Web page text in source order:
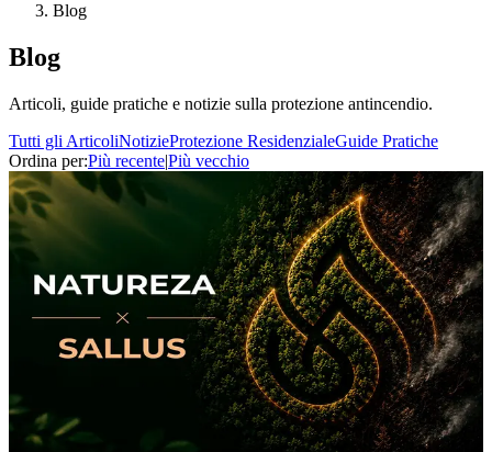
Blog
Blog
Articoli, guide pratiche e notizie sulla protezione antincendio.
Tutti gli ArticoliNotizieProtezione ResidenzialeGuide Pratiche
Ordina per:Più recente|Più vecchio
Notizie
3 min di lettura
La Conservazione della Natura e Sallus
Fire Retardant: La Scelta di Proteggere
senza Inquinare
In questa Giornata Mondiale della Conservazione della Natura,
Hephaesnus rafforza il suo impegno: proteggere persone, beni e
foreste con Sallus Fire Retardant, una soluzione pulita,
biodegradabile e certificata.